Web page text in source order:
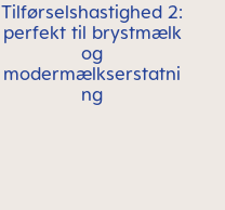
Tilførselshastighed 2:
perfekt til brystmælk
og
modermælkserstatni
ng